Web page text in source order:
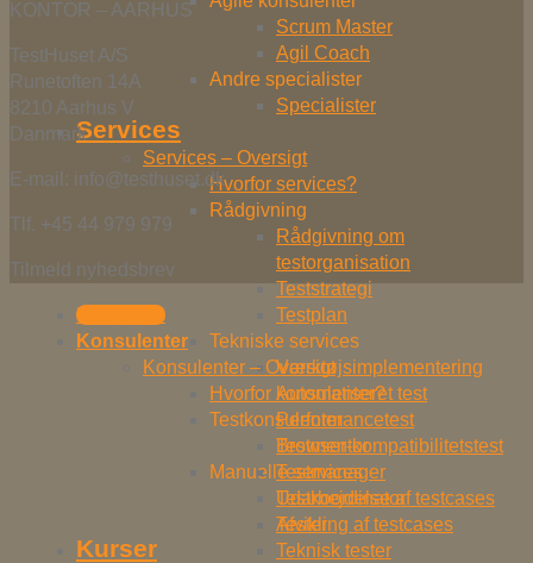
Scrum Master
Agil Coach
Andre specialister
Specialister
Services
Services – Oversigt
Hvorfor services?
Rådgivning
Rådgivning om
testorganisation
Teststrategi
Testplan
Tekniske services
Værktøjsimplementering
Automatiseret test
Performancetest
Browser-kompatibilitetstest
Manuelle services
Udarbejdelse af testcases
Afvikling af testcases
Kurser
KONTOR – AARHUS
TestHuset A/S
Runetoften 14A
8210 Aarhus V
Danmark
E-mail: info@testhuset.dk
Tlf. +45 44 979 979
Tilmeld nyhedsbrev
Kontakt os
Konsulenter
Konsulenter – Oversigt
Hvorfor konsulenter?
Testkonsulenter
Testmentor
Testmanager
Testkoordinator
Tester
Teknisk tester